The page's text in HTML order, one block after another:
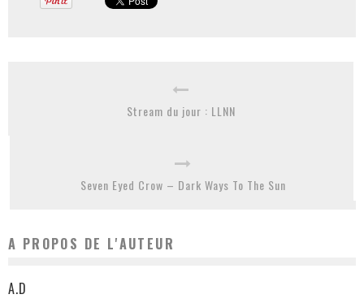
Stream du jour : LLNN
Seven Eyed Crow – Dark Ways To The Sun
A PROPOS DE L'AUTEUR
A.D